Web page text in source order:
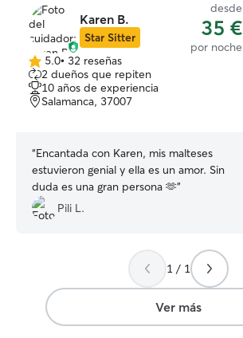
Karen B.
Star Sitter
desde
35 €
por noche
5.0
de
5
estrellas
5.0• 32 reseñas
2 dueños que repiten
10 años de experiencia
Salamanca, 37007
“Encantada con Karen, mis malteses
estuvieron genial y ella es un amor. Sin
duda es una gran persona 🫶”
Pili L.
1 / 1
Ver más